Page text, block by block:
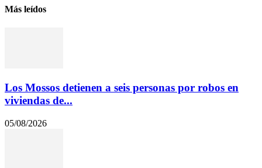
Más leídos
Los Mossos detienen a seis personas por robos en
viviendas de...
05/08/2026